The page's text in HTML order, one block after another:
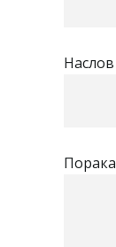
Наслов
Порака